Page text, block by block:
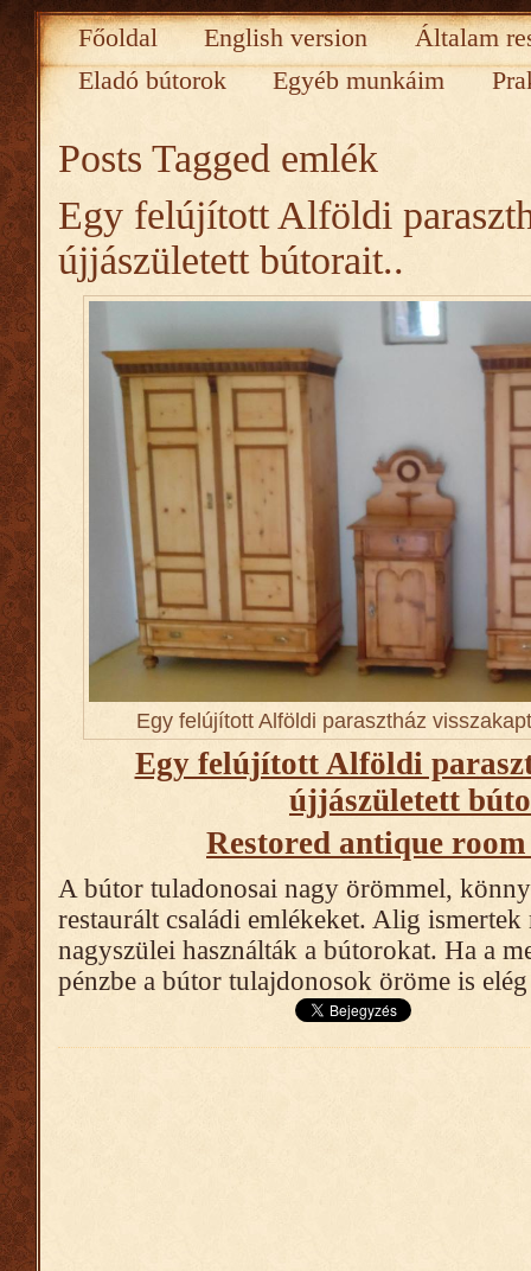
Főoldal English version
Általam
Eladó bútorok
Egyéb munkáim
Posts Tagged emlék
Egy felújított Alföldi
újjászületett bútorait..
Egy felújított Alföldi parasztház
Egy felújított Alföldi
újjászületett
Restored antique
A bútor tuladonosai nagy örömmel,
restaurált családi emlékeket. Alig
nagyszülei használták a bútorokat. Ha a
pénzbe a bútor tulajdonosok öröme is